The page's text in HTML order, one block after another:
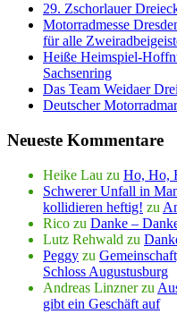
29. Zschorlauer
Motorradmesse
für alle
Heiße Heimspiel-
Sachsenring
Das Team Weidaer
Deutscher
Neueste Kommentare
Heike Lau zu Ho, Ho,
Schwerer Unfall in
kollidieren heftig! zu
Rico zu Danke –
Lutz Rehwald zu
Peggy zu
Schloss Augustusburg
Andreas Linznerzu
gibt ein Geschäft auf